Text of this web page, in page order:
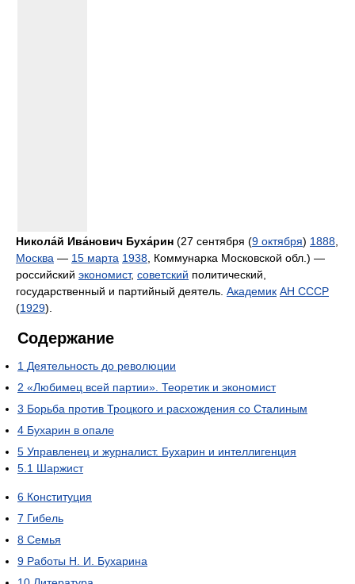
Никола́й Ива́нович Буха́рин (27 сентября (9 октября) 1888
Москва — 15 марта 1938 , Коммунарка Московской обл.) —
российский экономист, советский политический,
государственный и партийный деятель. Академик АН СССР
(1929).
Содержание
1 Деятельность до революции
2 «Любимец всей партии». Теоретик и экономист
3 Борьба против Троцкого и расхождения со Сталиным
4 Бухарин в опале
5 Управленец и журналист. Бухарин и интеллигенция
5.1 Шаржист
6 Конституция
7 Гибель
8 Семья
9 Работы Н. И. Бухарина